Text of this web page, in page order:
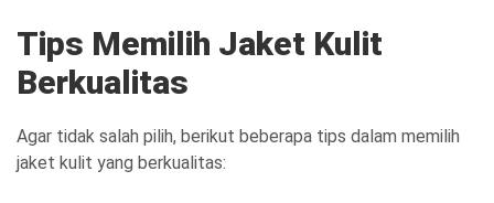
Tips Memilih Jaket Kulit
Berkualitas
Agar tidak salah pilih, berikut beberapa tips dalam memilih
jaket kulit yang berkualitas: